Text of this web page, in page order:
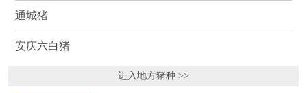
通城猪
安庆六白猪
进入地方猪种 >>